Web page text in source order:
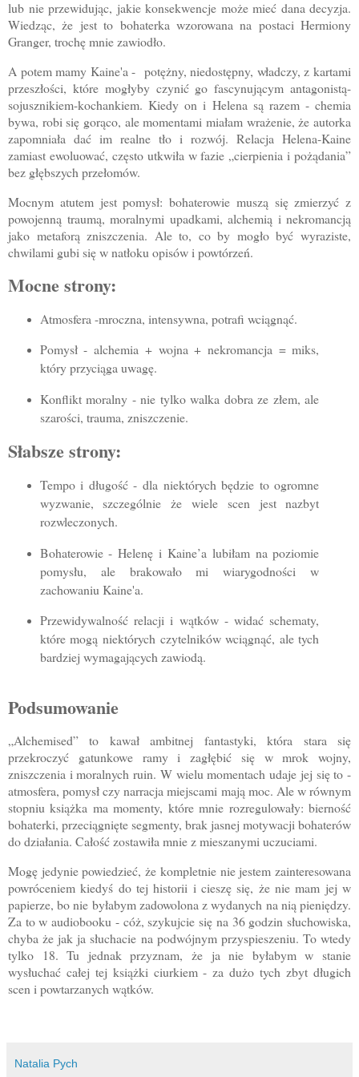
lub nie przewidując, jakie konsekwencje może mieć dana decyzja.
Wiedząc, że jest to bohaterka wzorowana na postaci Hermiony
Granger, trochę mnie zawiodło.
A potem mamy Kaine'a - potężny, niedostępny, władczy, z kartami
przeszłości, które mogłyby czynić go fascynującym antagonistą-
sojusznikiem-kochankiem. Kiedy on i Helena są razem - chemia
bywa, robi się gorąco, ale momentami miałam wrażenie, że autorka
zapomniała dać im realne tło i rozwój. Relacja Helena-Kaine
zamiast ewoluować, często utkwiła w fazie „cierpienia i pożądania”
bez głębszych przełomów.
Mocnym atutem jest pomysł: bohaterowie muszą się zmierzyć z
powojenną traumą, moralnymi upadkami, alchemią i nekromancją
jako metaforą zniszczenia. Ale to, co by mogło być wyraziste,
chwilami gubi się w natłoku opisów i powtórzeń.
Mocne strony:
Atmosfera -mroczna, intensywna, potrafi wciągnąć.
Pomysł - alchemia + wojna + nekromancja = miks,
który przyciąga uwagę.
Konflikt moralny - nie tylko walka dobra ze złem, ale
szarości, trauma, zniszczenie.
Słabsze strony:
Tempo i długość - dla niektórych będzie to ogromne
wyzwanie, szczególnie że wiele scen jest nazbyt
rozwleczonych.
Bohaterowie - Helenę i Kaine’a lubiłam na poziomie
pomysłu, ale brakowało mi wiarygodności w
zachowaniu Kaine'a.
Przewidywalność relacji i wątków - widać schematy,
które mogą niektórych czytelników wciągnąć, ale tych
bardziej wymagających zawiodą.
Podsumowanie
„Alchemised” to kawał ambitnej fantastyki, która stara się
przekroczyć gatunkowe ramy i zagłębić się w mrok wojny,
zniszczenia i moralnych ruin. W wielu momentach udaje jej się to -
atmosfera, pomysł czy narracja miejscami mają moc. Ale w równym
stopniu książka ma momenty, które mnie rozregulowały: bierność
bohaterki, przeciągnięte segmenty, brak jasnej motywacji bohaterów
do działania. Całość zostawiła mnie z mieszanymi uczuciami.
Mogę jedynie powiedzieć, że kompletnie nie jestem zainteresowana
powróceniem kiedyś do tej historii i cieszę się, że nie mam jej w
papierze, bo nie byłabym zadowolona z wydanych na nią pieniędzy.
Za to w audiobooku - cóż, szykujcie się na 36 godzin słuchowiska,
chyba że jak ja słuchacie na podwójnym przyspieszeniu. To wtedy
tylko 18. Tu jednak przyznam, że ja nie byłabym w stanie
wysłuchać całej tej książki ciurkiem - za dużo tych zbyt długich
scen i powtarzanych wątków.
Natalia Pych